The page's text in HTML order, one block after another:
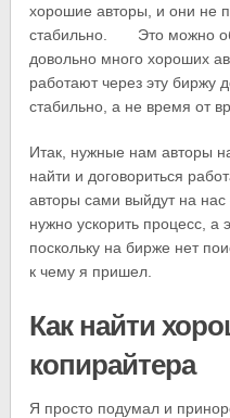
хорошие авторы, и они не
стабильно. Это можно
довольно много хороших
работают через эту биржу
стабильно, а не время от
Итак, нужные нам авторы
найти и договориться
авторы сами выйдут на
нужно ускорить процесс, а
поскольку на бирже нет
к чему я пришел.
Как найти
копирайтера
Я просто подумал и